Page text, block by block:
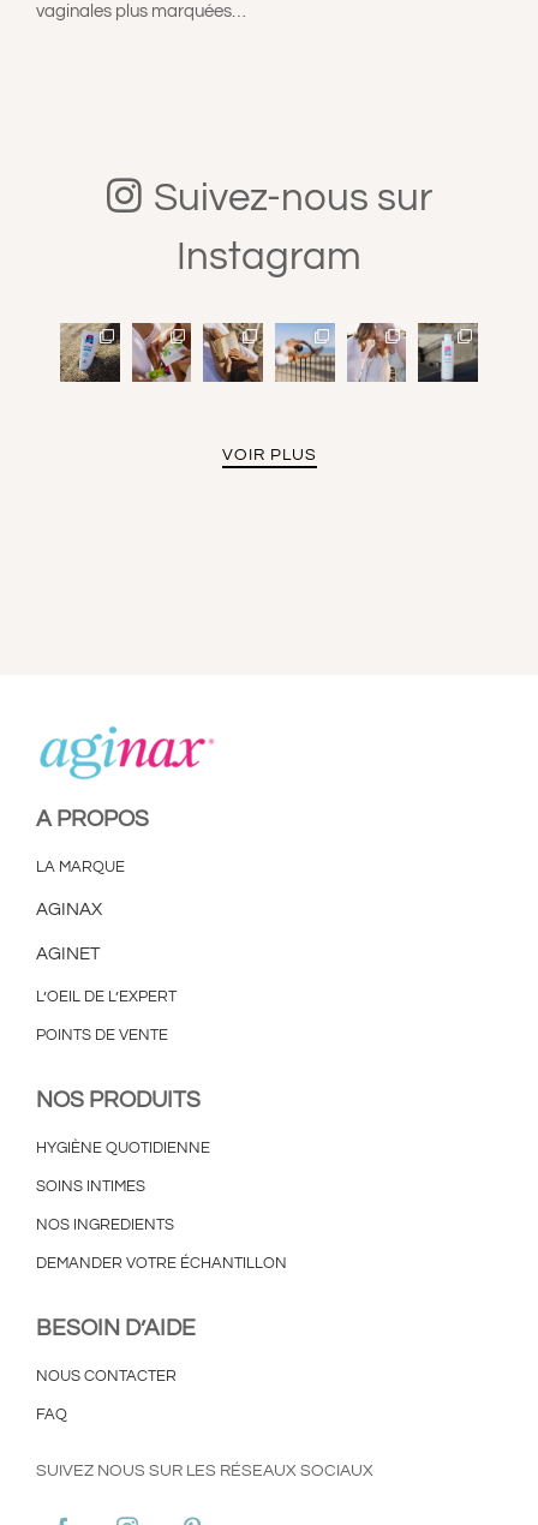
vaginales plus marquées…
Suivez-nous sur
Instagram
VOIR PLUS
A PROPOS
LA MARQUE
AGINAX
AGINET
L’OEIL DE L’EXPERT
POINTS DE VENTE
NOS PRODUITS
HYGIÈNE QUOTIDIENNE
SOINS INTIMES
NOS INGREDIENTS
DEMANDER VOTRE ÉCHANTILLON
BESOIN D’AIDE
NOUS CONTACTER
FAQ
SUIVEZ NOUS SUR LES RÉSEAUX SOCIAUX